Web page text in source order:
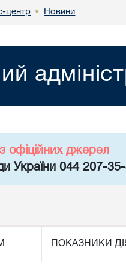
центр • Новини
офіційних джерел
України 044 207-
ПОКАЗНИКИ